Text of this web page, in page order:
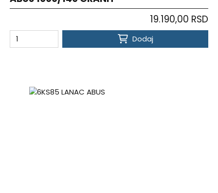
19.190,00 RSD
Dodaj